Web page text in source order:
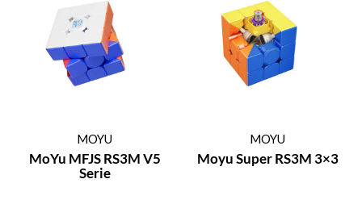
MOYU
MoYu MFJS RS3M V5
Serie
MOYU
Moyu Super RS3M 3×3